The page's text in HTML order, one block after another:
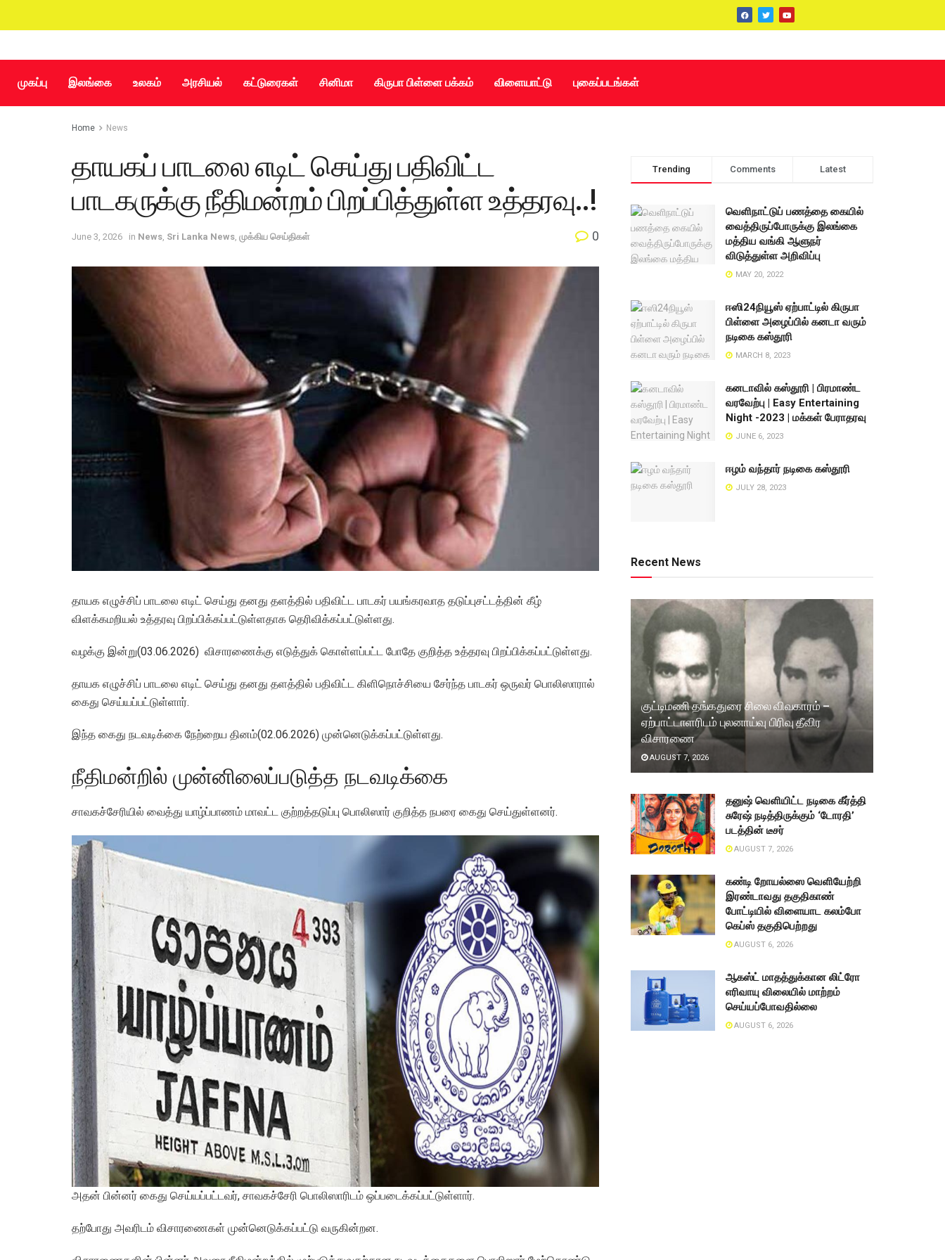
முகப்பு இலங்கை உலகம் அரசியல் கட்டுரைகள் சினிமா கிருபா பிள்ளை பக்கம் விளையாட்டு புகைப்படங்கள்
Home News
தாயகப் பாடலை எடிட் செய்து பதிவிட்ட
பாடகருக்கு நீதிமன்றம் பிறப்பித்துள்ள உத்தரவு..!
June 3, 2026 in News, Sri Lanka News, முக்கிய செய்திகள் 0
தாயக எழுச்சிப் பாடலை எடிட் செய்து தனது தளத்தில் பதிவிட்ட பாடகர் பயங்கரவாத தடுப்புசட்டத்தின் கீழ்
விளக்கமறியல் உத்தரவு பிறப்பிக்கப்பட்டுள்ளதாக தெரிவிக்கப்பட்டுள்ளது.
வழக்கு இன்று(03.06.2026) விசாரணைக்கு எடுத்துக் கொள்ளப்பட்ட போதே குறித்த உத்தரவு பிறப்பிக்கப்பட்டுள்ளது.
தாயக எழுச்சிப் பாடலை எடிட் செய்து தனது தளத்தில் பதிவிட்ட கிளிநொச்சியை சேர்ந்த பாடகர் ஒருவர் பொலிஸாரால்
கைது செய்யப்பட்டுள்ளார்.
இந்த கைது நடவடிக்கை நேற்றைய தினம்(02.06.2026) முன்னெடுக்கப்பட்டுள்ளது.
நீதிமன்றில் முன்னிலைப்படுத்த நடவடிக்கை
சாவகச்சேரியில் வைத்து யாழ்ப்பாணம் மாவட்ட குற்றத்தடுப்பு பொலிஸார் குறித்த நபரை கைது செய்துள்ளனர்.
அதன் பின்னர் கைது செய்யப்பட்டவர், சாவகச்சேரி பொலிஸாரிடம் ஒப்படைக்கப்பட்டுள்ளார்.
தற்போது அவரிடம் விசாரணைகள் முன்னெடுக்கப்பட்டு வருகின்றன.
Trending Comments Latest
வெளிநாட்டுப் பணத்தை கையில்
வைத்திருப்போருக்கு இலங்கை
மத்திய வங்கி ஆளுநர்
விடுத்துள்ள அறிவிப்பு
MAY 20, 2022
ஈஸி24நியூஸ் ஏற்பாட்டில் கிருபா
பிள்ளை அழைப்பில் கனடா வரும்
நடிகை கஸ்தூரி
MARCH 8, 2023
கனடாவில் கஸ்தூரி | பிரமாண்ட
வரவேற்பு | Easy Entertaining
Night -2023 | மக்கள் பேராதரவு
JUNE 6, 2023
ஈழம் வந்தார் நடிகை கஸ்தூரி
JULY 28, 2023
Recent News
குட்டிமணி தங்கதுரை சிலை விவகாரம் –
ஏற்பாட்டாளரிடம் புலனாய்வு பிரிவு தீவிர
விசாரணை
AUGUST 7, 2026
தனுஷ் வெளியிட்ட நடிகை கீர்த்தி
சுரேஷ் நடித்திருக்கும் ‘டோரதி’
படத்தின் டீசர்
AUGUST 7, 2026
கண்டி றோயல்ஸை வெளியேற்றி
இரண்டாவது தகுதிகாண்
போட்டியில் விளையாட கலம்போ
கெப்ஸ் தகுதிபெற்றது
AUGUST 6, 2026
ஆகஸ்ட் மாதத்துக்கான லிட்ரோ
எரிவாயு விலையில் மாற்றம்
செய்யப்போவதில்லை
AUGUST 6, 2026